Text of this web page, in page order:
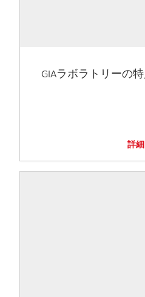
GIAラボラトリーの
詳細